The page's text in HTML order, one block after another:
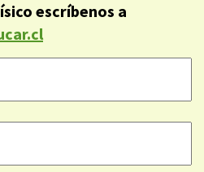
escríbenos a